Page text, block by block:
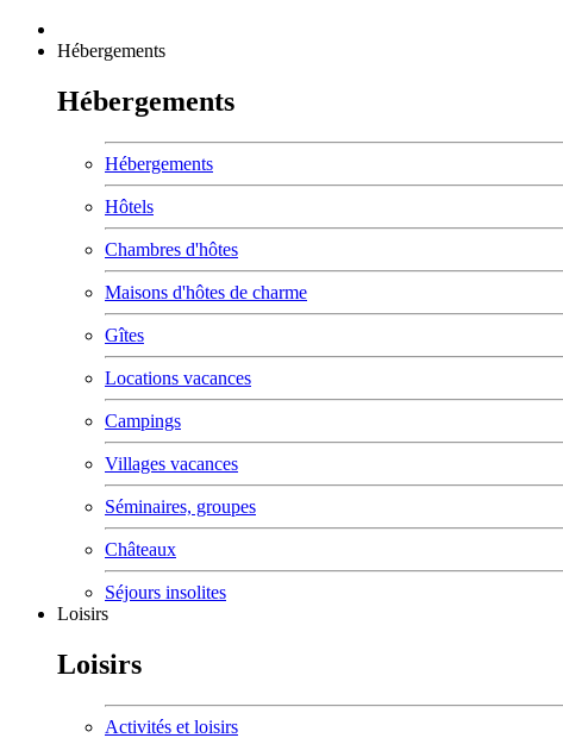
Hébergements
Hébergements
Hébergements
Hôtels
Chambres d'hôtes
Maisons d'hôtes de charme
Gîtes
Locations vacances
Campings
Villages vacances
Séminaires, groupes
Châteaux
Séjours insolites
Loisirs
Loisirs
Activités et loisirs